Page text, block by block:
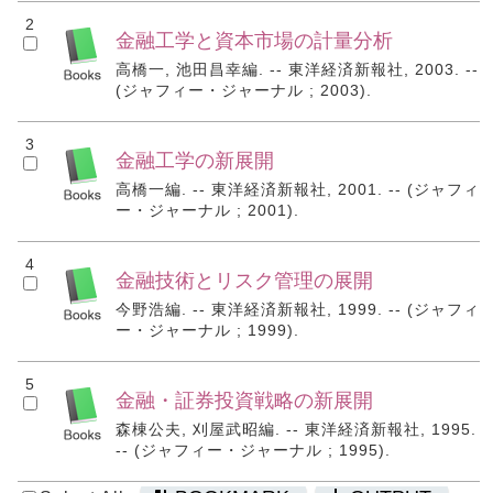
2
金融工学と資本市場の計量分析
高橋一, 池田昌幸編. -- 東洋経済新報社, 2003. --
(ジャフィー・ジャーナル ; 2003).
3
金融工学の新展開
高橋一編. -- 東洋経済新報社, 2001. -- (ジャフィ
ー・ジャーナル ; 2001).
4
金融技術とリスク管理の展開
今野浩編. -- 東洋経済新報社, 1999. -- (ジャフィ
ー・ジャーナル ; 1999).
5
金融・証券投資戦略の新展開
森棟公夫, 刈屋武昭編. -- 東洋経済新報社, 1995.
-- (ジャフィー・ジャーナル ; 1995).